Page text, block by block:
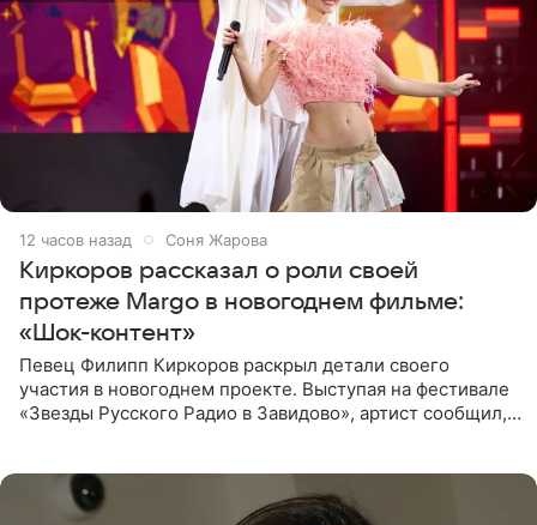
12 часов назад Соня Жарова
Киркоров рассказал о роли своей
протеже Margo в новогоднем фильме:
«Шок-контент»
Певец Филипп Киркоров раскрыл детали своего
участия в новогоднем проекте. Выступая на фестивале
«Звезды Русского Радио в Завидово», артист сообщил,